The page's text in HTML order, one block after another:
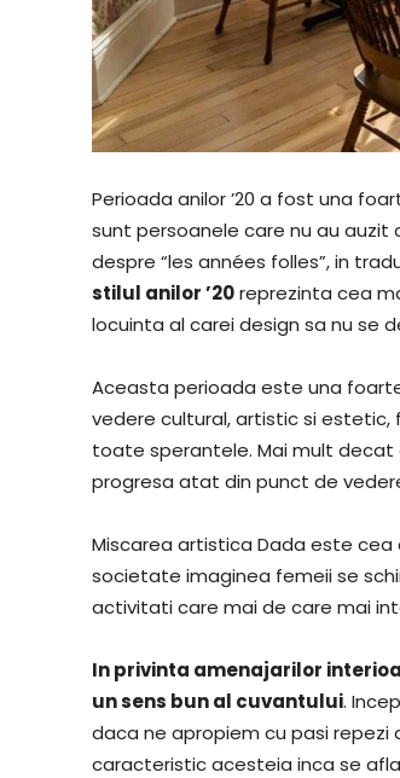
Perioada anilor ’20 a fost una
sunt persoanele care nu au auzit
despre “les années folles”, in
stilul anilor ’20reprezinta cea
locuinta al carei design sa nu se
Aceasta perioada este una
vedere cultural, artistic si
toate sperantele. Mai mult decat
progresa atat din punct de
Miscarea artistica Dada este
societate imaginea femeii se
activitati care mai de care mai
In privinta amenajarilor
un sens bun al cuvantului.
daca ne apropiem cu pasi repezi
caracteristic acesteia inca se